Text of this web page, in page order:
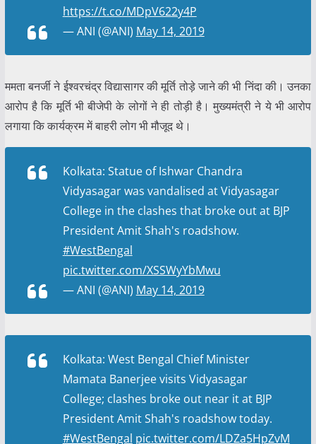
https://t.co/MDpV622y4P
— ANI (@ANI) May 14, 2019
ममता बनर्जी ने ईश्वरचंद्र विद्यासागर की मूर्ति तोड़े जाने की भी निंदा की। उनका
आरोप है कि मूर्ति भी बीजेपी के लोगों ने ही तोड़ी है। मुख्यमंत्री ने ये भी आरोप
लगाया कि कार्यक्रम में बाहरी लोग भी मौजूद थे।
Kolkata: Statue of Ishwar Chandra
Vidyasagar was vandalised at Vidyasagar
College in the clashes that broke out at BJP
President Amit Shah's roadshow.
#WestBengal
pic.twitter.com/XSSWyYbMwu
— ANI (@ANI) May 14, 2019
Kolkata: West Bengal Chief Minister
Mamata Banerjee visits Vidyasagar
College; clashes broke out near it at BJP
President Amit Shah's roadshow today.
#WestBengal pic.twitter.com/LDZa5HpZvM